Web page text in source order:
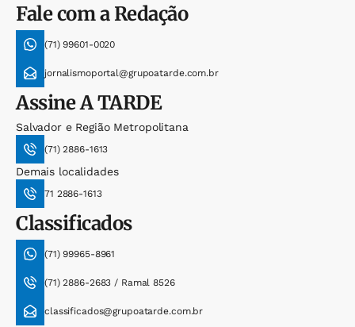
Fale com a Redação
(71) 99601-0020
jornalismoportal@grupoatarde.com.br
AssineA TARDE
Salvador e Região Metropolitana
(71) 2886-1613
Demais localidades
71 2886-1613
Classificados
(71) 99965-8961
(71) 2886-2683 / Ramal 8526
classificados@grupoatarde.com.br